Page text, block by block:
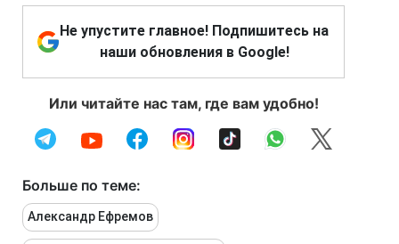
Не упустите главное! Подпишитесь на
наши обновления в Google!
Или читайте нас там, где вам удобно!
Больше по теме:
Александр Ефремов